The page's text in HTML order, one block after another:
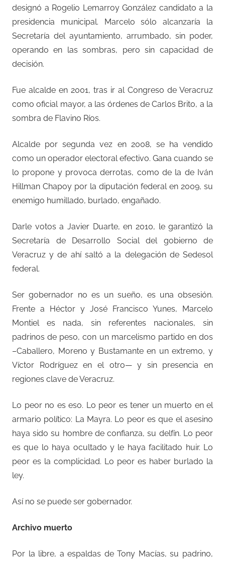
designó a Rogelio Lemarroy González candidato a la
presidencia municipal. Marcelo sólo alcanzaría la
Secretaría del ayuntamiento, arrumbado, sin poder,
operando en las sombras, pero sin capacidad de
decisión.
Fue alcalde en 2001, tras ir al Congreso de Veracruz
como oficial mayor, a las órdenes de Carlos Brito, a la
sombra de Flavino Ríos.
Alcalde por segunda vez en 2008, se ha vendido
como un operador electoral efectivo. Gana cuando se
lo propone y provoca derrotas, como de la de Iván
Hillman Chapoy por la diputación federal en 2009, su
enemigo humillado, burlado, engañado.
Darle votos a Javier Duarte, en 2010, le garantizó la
Secretaría de Desarrollo Social del gobierno de
Veracruz y de ahí saltó a la delegación de Sedesol
federal.
Ser gobernador no es un sueño, es una obsesión.
Frente a Héctor y José Francisco Yunes, Marcelo
Montiel es nada, sin referentes nacionales, sin
padrinos de peso, con un marcelismo partido en dos
–Caballero, Moreno y Bustamante en un extremo, y
Víctor Rodríguez en el otro— y sin presencia en
regiones clave de Veracruz.
Lo peor no es eso. Lo peor es tener un muerto en el
armario político: La Mayra. Lo peor es que el asesino
haya sido su hombre de confianza, su delfín. Lo peor
es que lo haya ocultado y le haya facilitado huir. Lo
peor es la complicidad. Lo peor es haber burlado la
ley.
Así no se puede ser gobernador.
Archivo muerto
Por la libre, a espaldas de Tony Macías, su padrino,